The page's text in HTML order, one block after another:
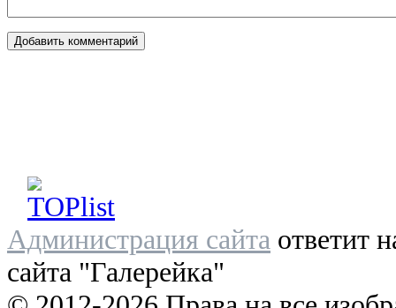
Администрация сайта ответит
сайта "Галерейка"